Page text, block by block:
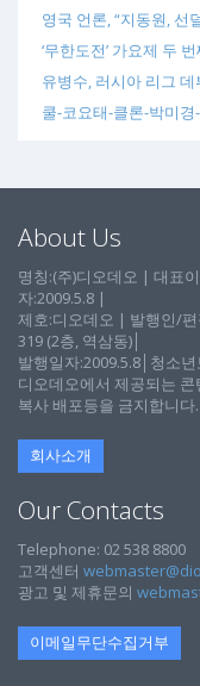
영국 언론, “지동원,
‘무한도전’ 가요제 두
유병수, 러시아 리그 데
쿨-코요태-클론-박미
About Us
명칭:(주)디오데오 | 대표
자:2009.5.8 |
제호:디오데오 | 발행인/
319 (2층, 역삼동)│
발행일자:2009.5.8│청소
디오데오에서 제공되는
복사 배포등을 금지합니다.
회사소개
Our Contacts
Telephone: 02 538 8800
고객센터
광고 및 제휴문의
이메일무단수집거부